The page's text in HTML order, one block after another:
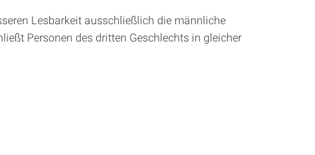
Lesbarkeit ausschließlich die männliche
Personen des dritten Geschlechts in gleicher